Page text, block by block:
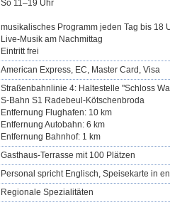
So 11–19 Uhr
musikalisches Programm jeden Tag bis 18
Live-Musik am Nachmittag
Eintritt frei
American Express, EC, Master Card, Visa
Straßenbahnlinie 4: Haltestelle "Schloss
S-Bahn S1 Radebeul-Kötschenbroda
Entfernung Flughafen: 10 km
Entfernung Autobahn: 6 km
Entfernung Bahnhof: 1 km
Gasthaus-Terrasse mit 100 Plätzen
Personal spricht Englisch, Speisekarte in
Regionale Spezialitäten